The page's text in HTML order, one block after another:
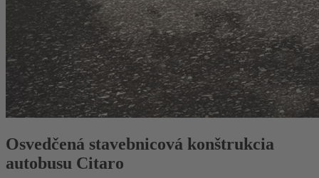
Osvedčená stavebnicová konštrukcia
autobusu Citaro